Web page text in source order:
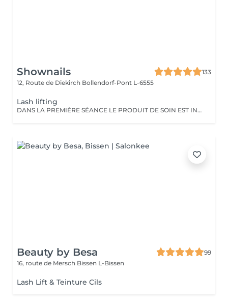
Shownails
133
12, Route de Diekirch Bollendorf-Pont L-6555
Lash lifting
DANS LA PREMIÈRE SÉANCE LE PRODUIT DE SOIN EST INCLUS Le lash lifting a une durée de 3 mois. Après cela, il faudra faire une maintenance.
Beauty by Besa
99
16, route de Mersch Bissen L-Bissen
Lash Lift & Teinture Cils